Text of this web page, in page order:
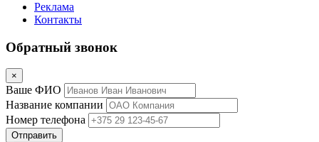
Реклама
Контакты
Обратный звонок
×
Ваше ФИО
Название компании
Номер телефона